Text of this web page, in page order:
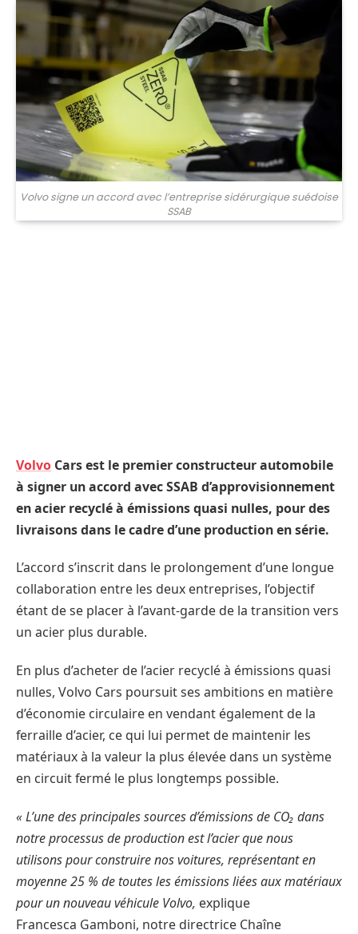
Volvo signe un accord avec l’entreprise sidérurgique suédoise
SSAB
Volvo Cars est le premier constructeur automobile
à signer un accord avec SSAB d’approvisionnement
en acier recyclé à émissions quasi nulles, pour des
livraisons dans le cadre d’une production en série.
L’accord s’inscrit dans le prolongement d’une longue
collaboration entre les deux entreprises, l’objectif
étant de se placer à l’avant-garde de la transition vers
un acier plus durable.
En plus d’acheter de l’acier recyclé à émissions quasi
nulles, Volvo Cars poursuit ses ambitions en matière
d’économie circulaire en vendant également de la
ferraille d’acier, ce qui lui permet de maintenir les
matériaux à la valeur la plus élevée dans un système
en circuit fermé le plus longtemps possible.
« L’une des principales sources d’émissions de CO₂ dans
notre processus de production est l’acier que nous
utilisons pour construire nos voitures, représentant en
moyenne 25 % de toutes les émissions liées aux matériaux
pour un nouveau véhicule Volvo, explique
Francesca Gamboni, notre directrice Chaîne